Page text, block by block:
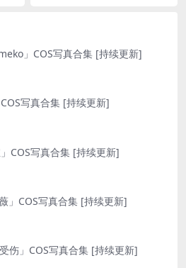
」COS写真合集 [持续更新]
COS写真合集 [持续更新]
」COS写真合集 [持续更新]
」COS写真合集 [持续更新]
受伤」COS写真合集 [持续更新]